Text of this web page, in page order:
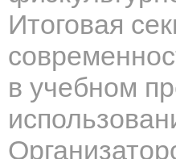
Итоговая
в учебном
О